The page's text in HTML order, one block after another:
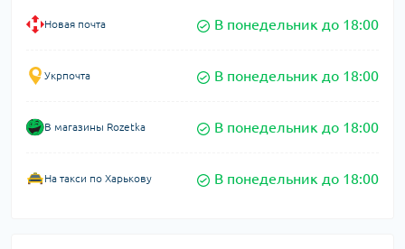
Новая почта В понедельник до 18:00
Укрпочта В понедельник до 18:00
В магазины Rozetka В понедельник до 18:00
На такси по Харькову В понедельник до 18:00